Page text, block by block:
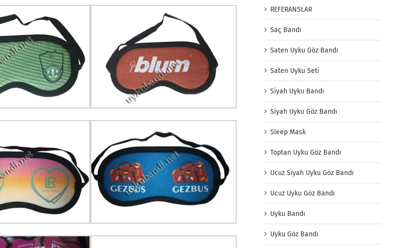
REFERANSLAR
Saç Bandı
Saten Uyku Göz Bandı
Saten Uyku Seti
Siyah Uyku Bandı
Siyah Uyku Göz Bandı
Sleep Mask
Toptan Uyku Göz Bandı
Ucuz Siyah Uyku Göz Bandı
Ucuz Uyku Göz Bandı
Uyku Bandı
Uyku Göz Bandı